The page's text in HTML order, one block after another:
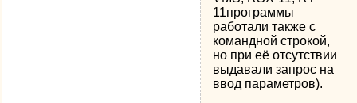
11программы
работали также с
командной строкой,
но при её отсутствии
выдавали запрос на
ввод параметров).